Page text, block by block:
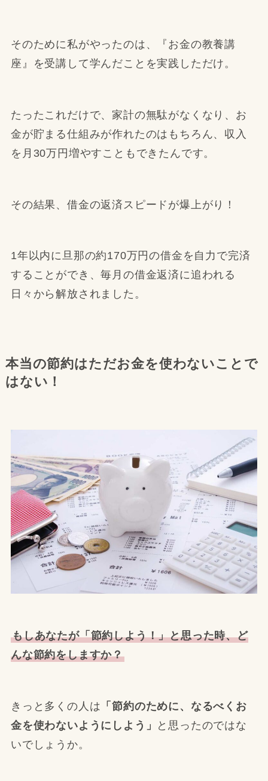
そのために私がやったのは、『お金の教養講
座』を受講して学んだことを実践しただけ。
たったこれだけで、家計の無駄がなくなり、お
金が貯まる仕組みが作れたのはもちろん、収入
を月30万円増やすこともできたんです。
その結果、借金の返済スピードが爆上がり！
1年以内に旦那の約170万円の借金を自力で完済
することができ、毎月の借金返済に追われる
日々から解放されました。
本当の節約はただお金を使わないことで
はない！
もしあなたが「節約しよう！」と思った時、ど
んな節約をしますか？
きっと多くの人は 「節約のために、なるべくお
金を使わないようにしよう」
と思ったのではな
いでしょうか。